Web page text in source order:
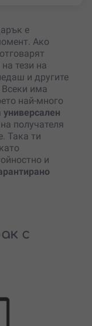
е
Ако
тези на
и другите
. Всеки има
най-много
универсален
получателя
Така ти
и
с